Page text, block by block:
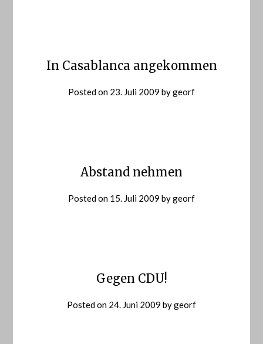
In Casablanca angekommen
Posted on 23. Juli 2009 bygeorf
Abstand nehmen
Posted on 15. Juli 2009 bygeorf
Gegen CDU!
Posted on 24. Juni 2009 bygeorf